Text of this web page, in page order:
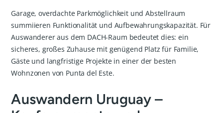
Garage, overdachte Parkmöglichkeit und Abstellraum
summiieren Funktionalität und Aufbewahrungskapazität. Für
Auswanderer aus dem DACH-Raum bedeutet dies: ein
sicheres, großes Zuhause mit genügend Platz für Familie,
Gäste und langfristige Projekte in einer der besten
Wohnzonen von Punta del Este.
Auswandern Uruguay –